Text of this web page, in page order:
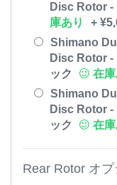
Disc Rotor -
庫あり
+ ¥
Shimano
Disc Rotor -
ック
在庫
Shimano
Disc Rotor -
ック
在庫
Rear Rotor オプ